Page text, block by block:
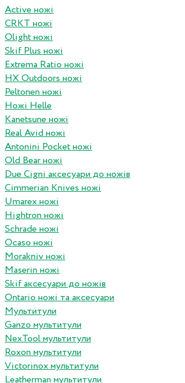
Active ножі
CRKT ножі
Olight ножі
Skif Plus ножі
Extrema Ratio ножі
HX Outdoors ножі
Peltonen ножі
Ножі Helle
Kanetsune ножі
Real Avid ножі
Antonini Pocket ножі
Old Bear ножі
Due Cigni аксесуари до ножів
Cimmerian Knives ножі
Umarex ножі
Hightron ножі
Schrade ножі
Ocaso ножі
Morakniv ножі
Maserin ножі
Skif аксесуари до ножів
Ontario ножі та аксесуари
Мультитули
Ganzo мультитули
NexTool мультитули
Roxon мультитули
Victorinox мультитули
Leatherman мультитули